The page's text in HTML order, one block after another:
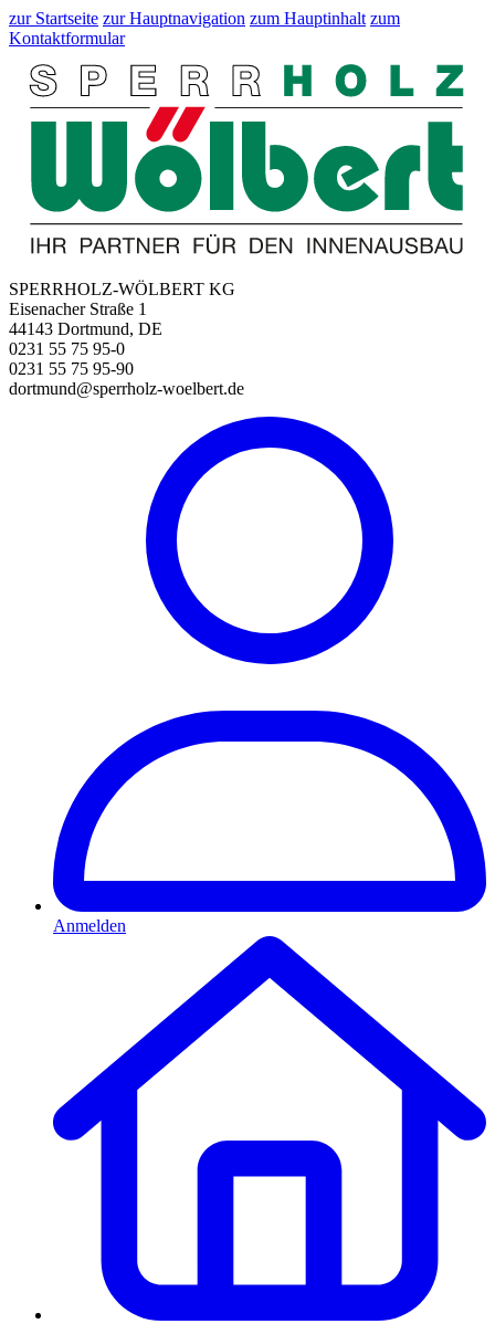
zur Startseite zur Hauptnavigation zum Hauptinhalt zum
Kontaktformular
SPERRHOLZ-WÖLBERT KG
Eisenacher Straße 1
44143 Dortmund, DE
0231 55 75 95-0
0231 55 75 95-90
dortmund@sperrholz-woelbert.de
Anmelden